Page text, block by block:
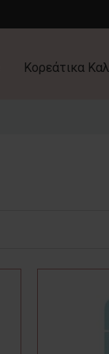
Κορεάτικα